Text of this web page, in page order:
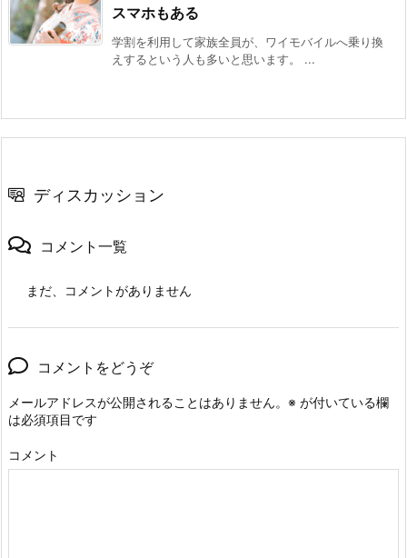
スマホもある
学割を利用して家族全員が、ワイモバイルへ乗り換
えするという人も多いと思います。 ...
ディスカッション
コメント一覧
まだ、コメントがありません
コメントをどうぞ
メールアドレスが公開されることはありません。 ※ が付いている欄
は必須項目です
コメント